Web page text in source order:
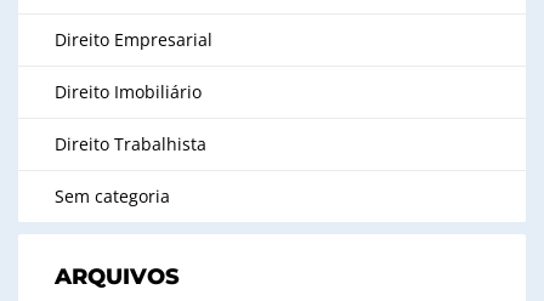
Direito Empresarial
Direito Imobiliário
Direito Trabalhista
Sem categoria
ARQUIVOS